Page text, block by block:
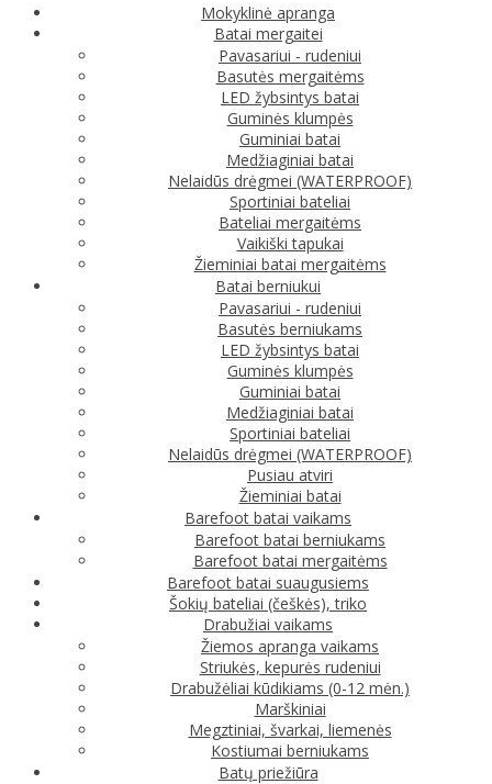
Mokyklinė apranga
Batai mergaitei
Pavasariui - rudeniui
Basutės mergaitėms
LED žybsintys batai
Guminės klumpės
Guminiai batai
Medžiaginiai batai
Nelaidūs drėgmei (WATERPROOF)
Sportiniai bateliai
Bateliai mergaitėms
Vaikiški tapukai
Žieminiai batai mergaitėms
Batai berniukui
Pavasariui - rudeniui
Basutės berniukams
LED žybsintys batai
Guminės klumpės
Guminiai batai
Medžiaginiai batai
Sportiniai bateliai
Nelaidūs drėgmei (WATERPROOF)
Pusiau atviri
Žieminiai batai
Barefoot batai vaikams
Barefoot batai berniukams
Barefoot batai mergaitėms
Barefoot batai suaugusiems
Šokių bateliai (češkės), triko
Drabužiai vaikams
Žiemos apranga vaikams
Striukės, kepurės rudeniui
Drabužėliai kūdikiams (0-12 mėn.)
Marškiniai
Megztiniai, švarkai, liemenės
Kostiumai berniukams
Batų priežiūra